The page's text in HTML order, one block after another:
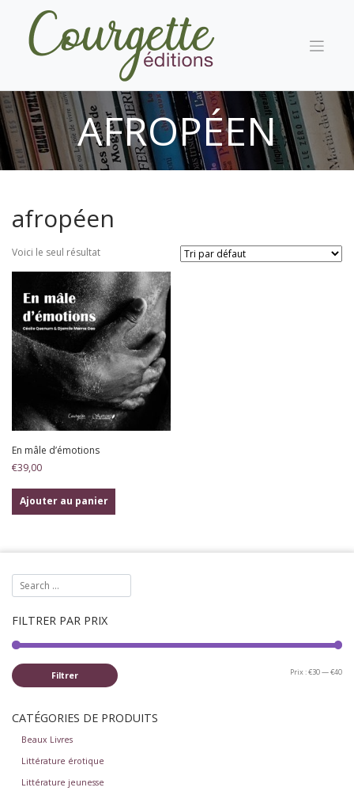
content
AFROPÉEN
afropéen
Voici le seul résultat
En mâle d’émotions
€39,00
Ajouter au panier
FILTRER PAR PRIX
Prix
Prix
Filtrer Prix :€30—€40
CATÉGORIES DE PRODUITS
Beaux Livres
Littérature érotique
Littérature jeunesse